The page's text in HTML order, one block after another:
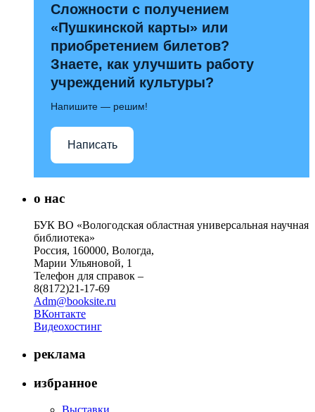
Сложности с получением
«Пушкинской карты» или
приобретением билетов?
Знаете, как улучшить работу
учреждений культуры?
Напишите — решим!
Написать
о нас
БУК ВО «Вологодская областная универсальная научная
библиотека»
Россия, 160000, Вологда,
Марии Ульяновой, 1
Телефон для справок –
8(8172)21-17-69
Adm@booksite.ru
ВКонтакте
Видеохостинг
реклама
избранное